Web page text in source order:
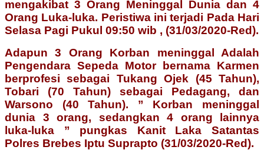
mengakibat 3 Orang Meninggal Dunia dan 4
Orang Luka-luka. Peristiwa ini terjadi Pada Hari
Selasa Pagi Pukul 09:50 wib , (31/03/2020-Red).
Adapun 3 Orang Korban meninggal Adalah
Pengendara Sepeda Motor bernama Karmen
berprofesi sebagai Tukang Ojek (45 Tahun),
Tobari (70 Tahun) sebagai Pedagang, dan
Warsono (40 Tahun). ” Korban meninggal
dunia 3 orang, sedangkan 4 orang lainnya
luka-luka ” pungkas Kanit Laka Satantas
Polres Brebes Iptu Suprapto (31/03/2020-Red).